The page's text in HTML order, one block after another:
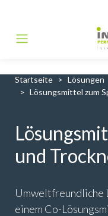
Main
Startseite Lösungen
Lösungsmittel zum
und
Umweltfreundliche
einem Co-